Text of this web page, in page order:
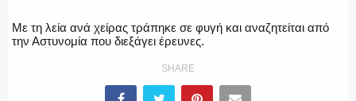
Με τη λεία ανά χείρας τράπηκε σε φυγή και αναζητείται από
την Αστυνομία που διεξάγει έρευνες.
SHARE